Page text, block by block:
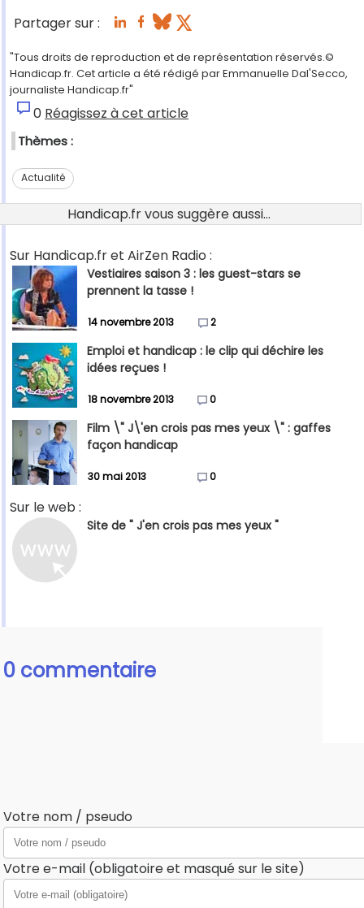
Partager sur :
"Tous droits de reproduction et de représentation réservés.©
Handicap.fr. Cet article a été rédigé par Emmanuelle Dal'Secco,
journaliste Handicap.fr"
0 Réagissez à cet article
Thèmes :
Actualité
Handicap.fr vous suggère aussi...
Sur Handicap.fr et AirZen Radio :
Vestiaires saison 3 : les guest-stars se
prennent la tasse !
14 novembre 2013 2
Emploi et handicap : le clip qui déchire les
idées reçues !
18 novembre 2013 0
Film \" J\'en crois pas mes yeux \" : gaffes
façon handicap
30 mai 2013 0
Sur le web :
Site de " J'en crois pas mes yeux "
0 commentaire
Votre nom / pseudo
Votre e-mail (obligatoire et masqué sur le site)